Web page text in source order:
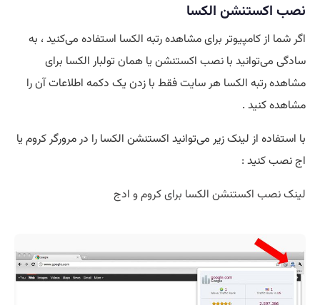
نصب اکستنشن الکسا
اگر شما از کامپیوتر برای مشاهده رتبه الکسا استفاده می‌کنید ، به
سادگی می‌توانید با نصب اکستنشن یا همان تولبار الکسا برای
مشاهده رتبه الکسا هر سایت فقط با زدن یک دکمه اطلاعات آن را
مشاهده کنید .
با استفاده از لینک زیر می‌توانید اکستنشن الکسا را در مرورگر کروم یا
اج نصب کنید :
لینک نصب اکستنشن الکسا برای کروم و ادج